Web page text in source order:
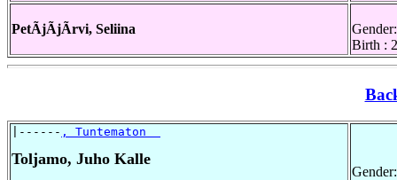
PetÃjÃjÃrvi, Seliina
Birth :
|------ , Tuntematon
Toljamo, Juho Kalle